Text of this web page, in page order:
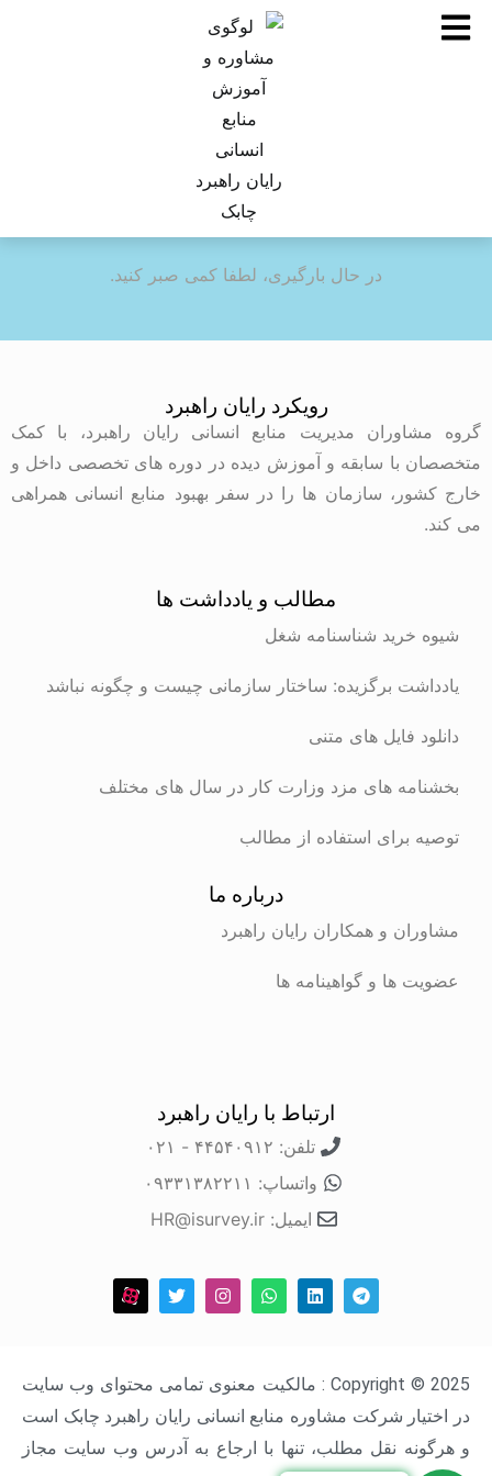
در حال بارگیری، لطفا کمی صبر کنید.
رویکرد رایان راهبرد
گروه مشاوران مدیریت منابع انسانی رایان راهبرد، با کمک
متخصصان با سابقه و آموزش دیده در دوره های تخصصی داخل و
خارج کشور، سازمان ها را در سفر بهبود منابع انسانی همراهی
می کند.
مطالب و یادداشت ها
شیوه خرید شناسنامه شغل
یادداشت برگزیده: ساختار سازمانی چیست و چگونه نباشد
دانلود فایل های متنی
بخشنامه های مزد وزارت کار در سال های مختلف
توصیه برای استفاده از مطالب
درباره ما
مشاوران و همکاران رایان راهبرد
عضویت ها و گواهینامه ها
ارتباط با رایان راهبرد
تلفن: ۴۴۵۴۰۹۱۲ - ۰۲۱
واتساپ: ۰۹۳۳۱۳۸۲۲۱۱
ایمیل: HR@isurvey.ir
Copyright © 2025 : مالکیت معنوی تمامی محتوای وب سایت
در اختیار شرکت مشاوره منابع انسانی رایان راهبرد چابک است
و هرگونه نقل مطلب، تنها با ارجاع به آدرس وب سایت مجاز